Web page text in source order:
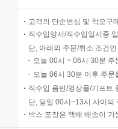
고객의 단순변심 및 착오구
직수입양서/직수입일서중
단, 아래의 주문/취소 조건
오늘 00시 ~ 06시 30분
오늘 06시 30분 이후 주
직수입 음반/영상물/기프트
단, 당일 00시~13시 사이의
박스 포장은 택배 배송이